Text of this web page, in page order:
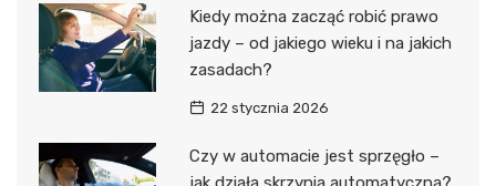
Kiedy można zacząć robić prawo
jazdy – od jakiego wieku i na jakich
zasadach?
22 stycznia 2026
Czy w automacie jest sprzęgło –